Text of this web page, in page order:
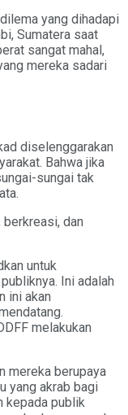
yang dihadapi
Sumatera saat
sangat mahal,
mereka sadari
diselenggarakan
Bahwa jika
sungai tak
dan
untuk
Ini adalah
ini akan
melakukan
mereka berupaya
yang akrab bagi
kepada publik